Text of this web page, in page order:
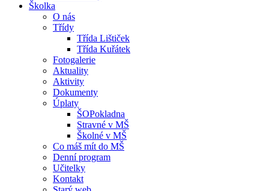
Školka
O nás
Třídy
Třída Lištiček
Třída Kuřátek
Fotogalerie
Aktuality
Aktivity
Dokumenty
Úplaty
ŠOPokladna
Stravné v MŠ
Školné v MŠ
Co máš mít do MŠ
Denní program
Učitelky
Kontakt